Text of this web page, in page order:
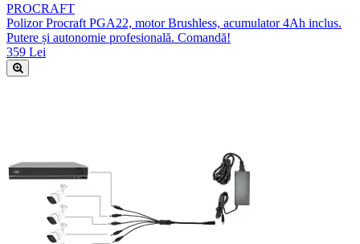
PROCRAFT
Polizor Procraft PGA22, motor Brushless, acumulator 4Ah inclus.
Putere și autonomie profesională. Comandă!
359 Lei